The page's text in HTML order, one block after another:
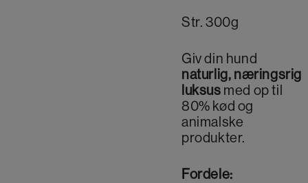
Str. 300g
Giv din hund
naturlig, næringsrig
luksus med op til
80% kød og
animalske
produkter.
Fordele: